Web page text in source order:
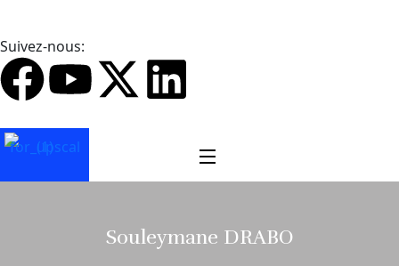
Suivez-nous:
Souleymane DRABO